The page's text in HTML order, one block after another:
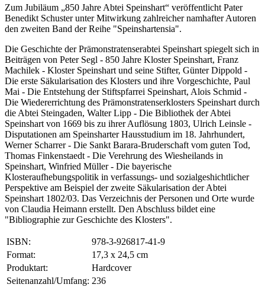
Zum Jubiläum „850 Jahre Abtei Speinshart“ veröffentlicht Pater
Benedikt Schuster unter Mitwirkung zahlreicher namhafter Autoren
den zweiten Band der Reihe "Speinshartensia".
Die Geschichte der Prämonstratenserabtei Speinshart spiegelt sich in
Beiträgen von Peter Segl - 850 Jahre Kloster Speinshart, Franz
Machilek - Kloster Speinshart und seine Stifter, Günter Dippold -
Die erste Säkularisation des Klosters und ihre Vorgeschichte, Paul
Mai - Die Entstehung der Stiftspfarrei Speinshart, Alois Schmid -
Die Wiedererrichtung des Prämonstratenserklosters Speinshart durch
die Abtei Steingaden, Walter Lipp - Die Bibliothek der Abtei
Speinshart von 1669 bis zu ihrer Auflösung 1803, Ulrich Leinsle -
Disputationen am Speinsharter Hausstudium im 18. Jahrhundert,
Werner Scharrer - Die Sankt Barara-Bruderschaft vom guten Tod,
Thomas Finkenstaedt - Die Verehrung des Wiesheilands in
Speinshart, Winfried Müller - Die bayerische
Klosteraufhebungspolitik in verfassungs- und sozialgeshichtlicher
Perspektive am Beispiel der zweite Säkularisation der Abtei
Speinshart 1802/03. Das Verzeichnis der Personen und Orte wurde
von Claudia Heimann erstellt. Den Abschluss bildet eine
"Bibliographie zur Geschichte des Klosters".
ISBN:
978-3-926817-41-9
Format:
17,3 x 24,5 cm
Produktart:
Hardcover
Seitenanzahl/Umfang: 236